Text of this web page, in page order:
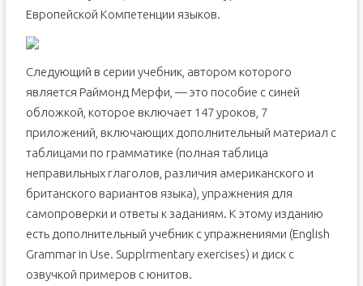
Европейской Компетенции языков.
Следующий в серии учебник, автором которого
является Раймонд Мерфи, — это пособие с синей
обложкой, которое включает 147 уроков, 7
приложений, включающих дополнительный материал с
таблицами по грамматике (полная таблица
неправильных глаголов, различия американского и
британского вариантов языка), упражнения для
самопроверки и ответы к заданиям. К этому изданию
есть дополнительный учебник с упражнениями (English
Grammar in Use. Supplrmentary exercises) и диск с
озвучкой примеров с юнитов.